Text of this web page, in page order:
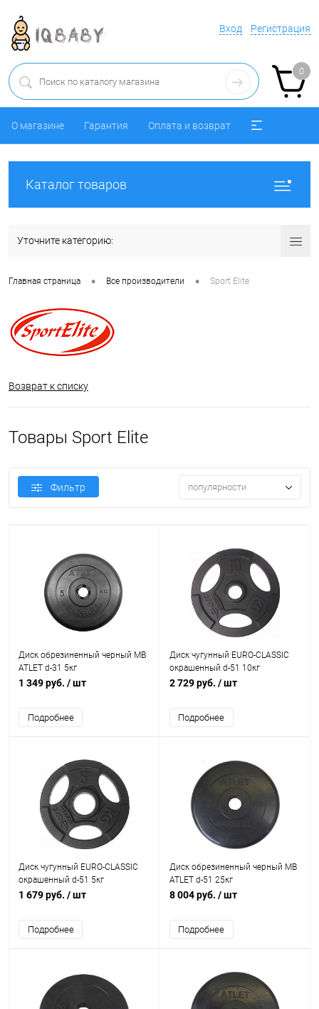
Вход Регистрация
0
О магазине Гарантия Оплата и возврат
Каталог товаров
Уточните категорию:
Главная страница • Все производители • Sport Elite
Возврат к списку
Товары Sport Elite
Фильтр популярности
Диск обрезиненный черный MB
ATLET d-31 5кг
1 349 руб. / шт
Подробнее
Диск чугунный EURO-CLASSIC
окрашенный d-51 10кг
2 729 руб. / шт
Подробнее
Диск чугунный EURO-CLASSIC
окрашенный d-51 5кг
1 679 руб. / шт
Подробнее
Диск обрезиненный черный MB
ATLET d-51 25кг
8 004 руб. / шт
Подробнее